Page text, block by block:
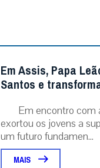
Em Assis, Papa
Santos e
Em encontro com
exortou os jovens a
um futuro fundamen...
MAIS